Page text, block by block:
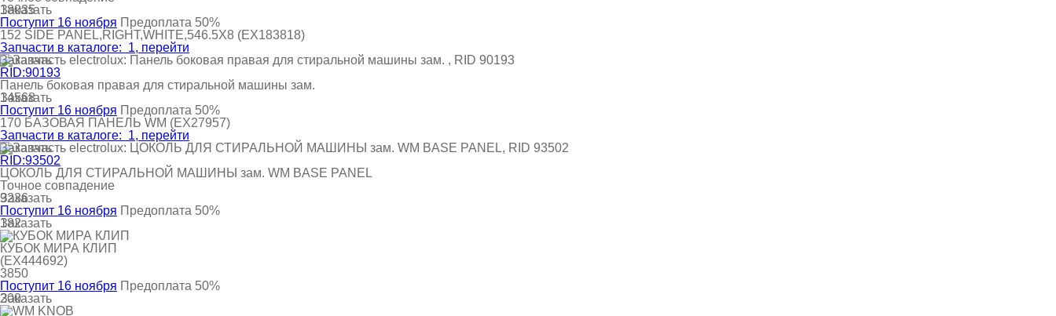
Заказать
18035
Поступит 16 ноября Предоплата 50%
152 SIDE PANEL,RIGHT,WHITE,546.5X8 (EX183818)
Запчасти в каталоге: 1, перейти
Заказать
RID:90193
Панель боковая правая для стиральной машины зам.
Заказать
14568
Поступит 16 ноября Предоплата 50%
170 БАЗОВАЯ ПАНЕЛЬ WM (EX27957)
Запчасти в каталоге: 1, перейти
Заказать
RID:93502
ЦОКОЛЬ ДЛЯ СТИРАЛЬНОЙ МАШИНЫ зам. WM BASE PANEL
Точное совпадение
Заказать
9236
Поступит 16 ноября Предоплата 50%
Заказать
182
КУБОК МИРА КЛИП
(EX444692)
3850
Поступит 16 ноября Предоплата 50%
Заказать
200